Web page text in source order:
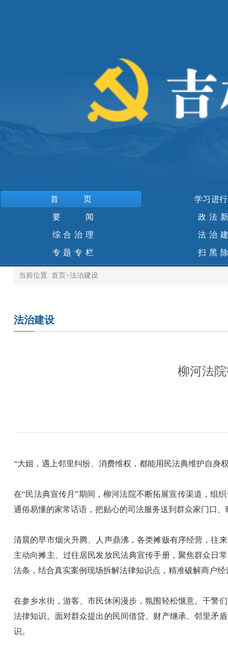
首页 学习进
要 闻 政法
综合治理 法治
专题专栏 扫黑
当前位置: 首页 >法治建设
法治建设
柳河法
“大姐，遇上邻里纠纷、消费维权，都能用民法典维护自身
在“民法典宣传月”期间，柳河法院不断拓展宣传渠道，组
通俗易懂的家常话语，把贴心的司法服务送到群众家门口
清晨的早市烟火升腾、人声鼎沸，各类摊贩有序经营，往
主动向摊主、过往居民发放民法典宣传手册，聚焦群众日
法条，结合真实案例现场拆解法律知识点，精准破解商户
在参乡水街，游客、市民休闲漫步，氛围轻松惬意。干警
法律知识。面对群众提出的民间借贷、财产继承、邻里矛
识。